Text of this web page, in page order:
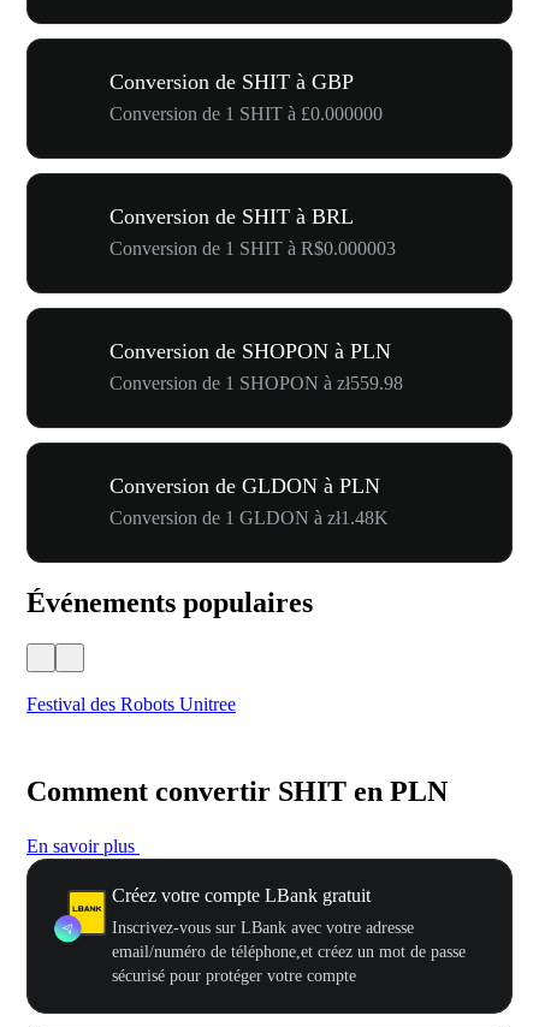
Conversion de SHIT à GBP
Conversion de 1 SHIT à £0.000000
Conversion de SHIT à BRL
Conversion de 1 SHIT à R$0.000003
Conversion de SHOPON à PLN
Conversion de 1 SHOPON à zł559.98
Conversion de GLDON à PLN
Conversion de 1 GLDON à zł1.48K
Événements populaires
Festival des Robots Unitree
Comment convertir SHIT en PLN
En savoir plus
Créez votre compte LBank gratuit
Inscrivez-vous sur LBank avec votre adresse
email/numéro de téléphone,et créez un mot de passe
sécurisé pour protéger votre compte